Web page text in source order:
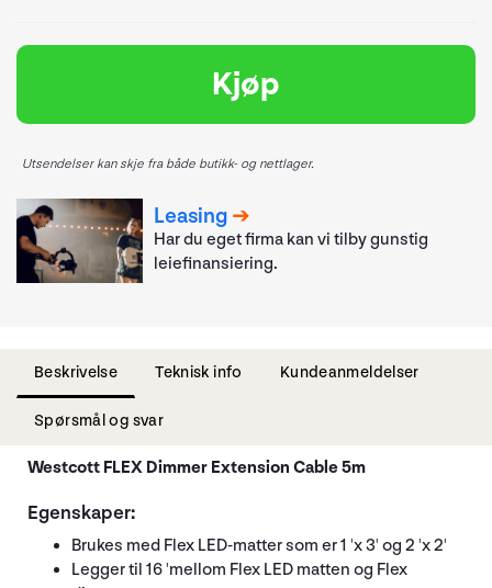
Kjøp
Utsendelser kan skje fra både butikk- og nettlager.
Leasing
Har du eget firma kan vi tilby gunstig
leiefinansiering.
Beskrivelse Teknisk info Kundeanmeldelser
Spørsmål og svar
Westcott FLEX Dimmer Extension Cable 5m
Egenskaper:
Brukes med Flex LED-matter som er 1 'x 3' og 2 'x 2'
Legger til 16 'mellom Flex LED matten og Flex